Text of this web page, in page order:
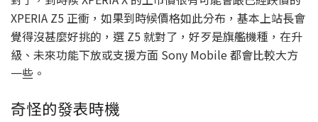
XPERIA Z5 正衝，如果到時候價格如此分布，基本上站長會
覺得沒甚麼好挑的，選 Z5 就對了，好歹是旗艦機種，在升
級、未來功能下放或支援方面 Sony Mobile 都會比較大方
一些。
奇怪的發表時機